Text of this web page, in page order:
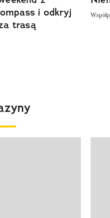
i odkryj
trasą